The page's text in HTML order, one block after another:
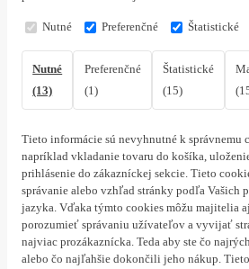
Nutné Preferenčné Štatistické
Nutné
(13)
Preferenčné
(1)
Štatistické
(15)
Tieto informácie sú nevyhnutné k správnemu
napríklad vkladanie tovaru do košíka,
prihlásenie do zákazníckej sekcie. Tieto
správanie alebo vzhľad stránky podľa Vašich
jazyka. Vďaka týmto cookies môžu majitelia
porozumieť správaniu užívateľov a vyvijať
najviac prozákaznícka. Teda aby ste čo
alebo čo najľahšie dokončili jeho nákup.